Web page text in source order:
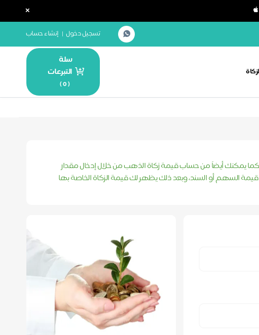
×
تسجيل دخول | إنشاء حساب
سلة
التبرعات
(
0
)
وكما يمكنك أيضاً من حساب قيمة زكاة الذهب من خلال إدخال مقدار
السهم أو السند، وبعد ذلك يظهر لك قيمة الزكاة الخاصة بها